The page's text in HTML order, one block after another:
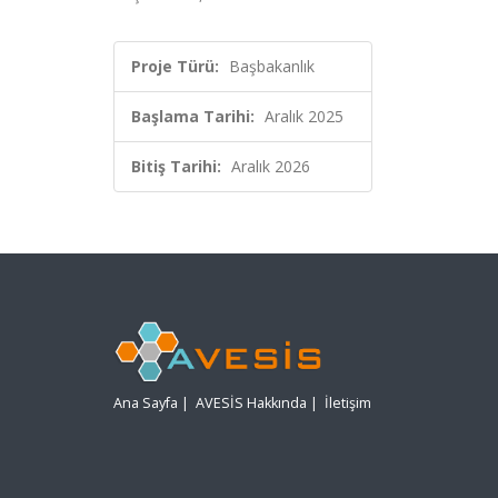
Proje Türü: Başbakanlık
Başlama Tarihi: Aralık 2025
Bitiş Tarihi: Aralık 2026
Ana Sayfa | AVESİS Hakkında | İletişim